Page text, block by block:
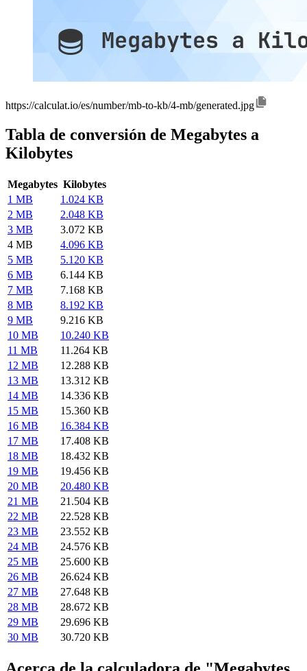
https://calculat.io/es/number/mb-to-kb/4-mb/generated.jpg
Tabla de conversión de Megabytes a
Kilobytes
Megabytes Kilobytes
1 MB
1.024 KB
2 MB
2.048 KB
3 MB
3.072 KB
4 MB
4.096 KB
5 MB
5.120 KB
6 MB
6.144 KB
7 MB
7.168 KB
8 MB
8.192 KB
9 MB
9.216 KB
10 MB
10.240 KB
11 MB
11.264 KB
12 MB
12.288 KB
13 MB
13.312 KB
14 MB
14.336 KB
15 MB
15.360 KB
16 MB
16.384 KB
17 MB
17.408 KB
18 MB
18.432 KB
19 MB
19.456 KB
20 MB
20.480 KB
21 MB
21.504 KB
22 MB
22.528 KB
23 MB
23.552 KB
24 MB
24.576 KB
25 MB
25.600 KB
26 MB
26.624 KB
27 MB
27.648 KB
28 MB
28.672 KB
29 MB
29.696 KB
30 MB
30.720 KB